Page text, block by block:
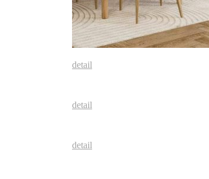
detail
detail
detail